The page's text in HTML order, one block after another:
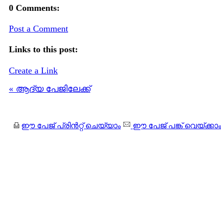
0 Comments:
Post a Comment
Links to this post:
Create a Link
« ആദ്യ പേജിലേക്ക്
ഈ പേജ് പ്രിന്‍റ്റ് ചെയ്യാം ഈ പേജ് പങ്ക് വെയ്ക്കാം